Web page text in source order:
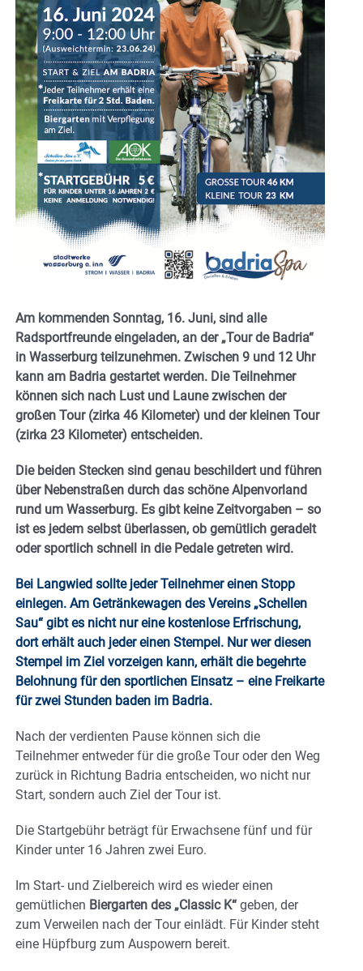
Am kommenden Sonntag, 16. Juni, sind alle
Radsportfreunde eingeladen, an der „Tour de Badria“
in Wasserburg teilzunehmen. Zwischen 9 und 12 Uhr
kann am Badria gestartet werden. Die Teilnehmer
können sich nach Lust und Laune zwischen der
großen Tour (zirka 46 Kilometer) und der kleinen Tour
(zirka 23 Kilometer) entscheiden.
Die beiden Stecken sind genau beschildert und führen
über Nebenstraßen durch das schöne Alpenvorland
rund um Wasserburg. Es gibt keine Zeitvorgaben – so
ist es jedem selbst überlassen, ob gemütlich geradelt
oder sportlich schnell in die Pedale getreten wird.
Bei Langwied sollte jeder Teilnehmer einen Stopp
einlegen. Am Getränkewagen des Vereins „Schellen
Sau“ gibt es nicht nur eine kostenlose Erfrischung,
dort erhält auch jeder einen Stempel. Nur wer diesen
Stempel im Ziel vorzeigen kann, erhält die begehrte
Belohnung für den sportlichen Einsatz – eine Freikarte
für zwei Stunden baden im Badria.
Nach der verdienten Pause können sich die
Teilnehmer entweder für die große Tour oder den Weg
zurück in Richtung Badria entscheiden, wo nicht nur
Start, sondern auch Ziel der Tour ist.
Die Startgebühr beträgt für Erwachsene fünf und für
Kinder unter 16 Jahren zwei Euro.
Im Start- und Zielbereich wird es wieder einen
gemütlichen Biergarten des „Classic K“ geben, der
zum Verweilen nach der Tour einlädt. Für Kinder steht
eine Hüpfburg zum Auspowern bereit.